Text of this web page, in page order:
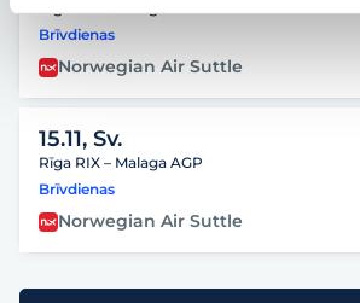
Brīvdienas
Norwegian Air Suttle
15.11, Sv.
Rīga RIX – Malaga AGP
Brīvdienas
Norwegian Air Suttle